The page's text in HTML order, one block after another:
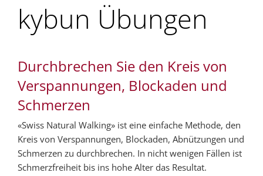
kybun Übungen
Durchbrechen Sie den Kreis von
Verspannungen, Blockaden und
Schmerzen
«Swiss Natural Walking» ist eine einfache Methode, den
Kreis von Verspannungen, Blockaden, Abnützungen und
Schmerzen zu durchbrechen. In nicht wenigen Fällen ist
Schmerzfreiheit bis ins hohe Alter das Resultat.